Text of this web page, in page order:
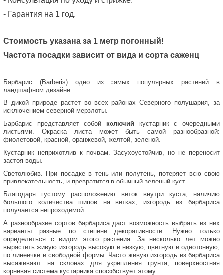
- Гарантия на 1 год.
Стоимость указана за 1 метр погонный!
Частота посадки зависит от вида и сорта саженц
Барбарис (Barberis) одно из самых популярных растений в
ландшафном дизайне.
В дикой природе растет во всех районах Северного полушария, за
исключением северной мерзлоты.
Барбарис представляет собой колючий кустарник с очередными
листьями. Окраска листа может быть самой разнообразной:
фиолетовой, красной, оранжевой, желтой, зеленой.
Кустарник неприхотлив к почвам. Засухоустойчив, но не переносит
застоя воды.
Светолюбив. При посадке в тень или полутень, потеряет всю свою
привлекательность, и превратится в обычный зеленый куст.
Благодаря густому расположению веток внутри куста, наличию
большого количества шипов на ветках, изгородь из барбариса
получается непроходимой.
А разнообразие сортов барбариса даст возможность выбрать из них
варианты разные по степени декоративности. Нужно только
определиться с видом этого растения. За несколько лет можно
вырастить живую изгородь высокую и низкую, цветную и однотонную,
по линеечке и свободной формы. Часто живую изгородь из барбариса
высаживают на склонах для укрепления грунта, поверхностная
корневая система кустарника способствует этому.